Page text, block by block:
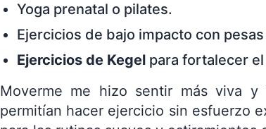
Yoga prenatal o pilates.
Ejercicios de bajo impacto con
Ejercicios de Kegel para fortalecer
Moverme me hizo sentir más viva
permitían hacer ejercicio sin esfuerzo